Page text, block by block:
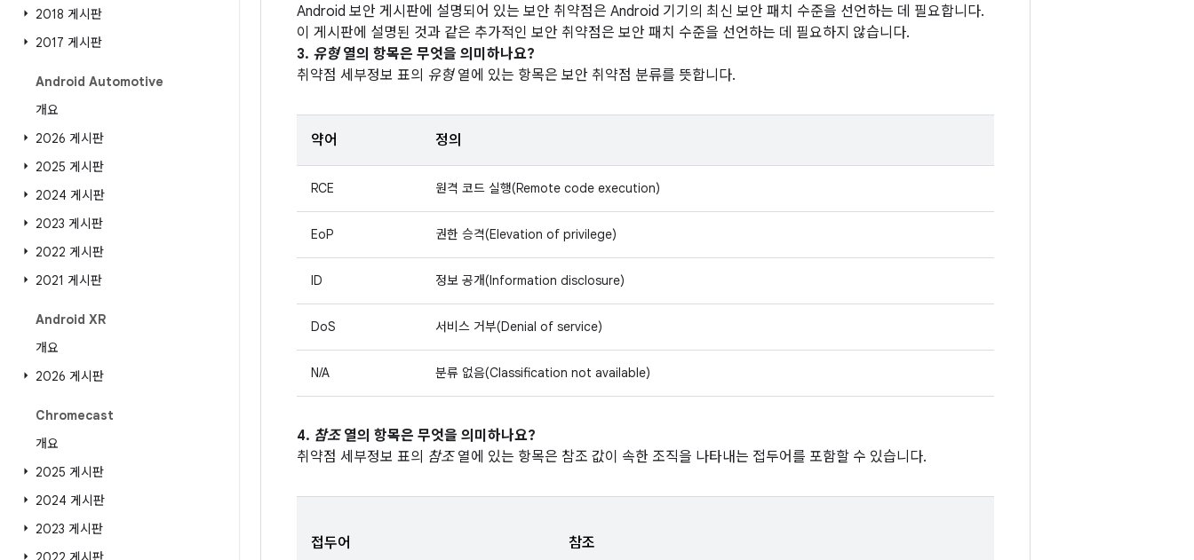
2018 게시판
2017 게시판
Android Automotive
개요
2026 게시판
2025 게시판
2024 게시판
2023 게시판
2022 게시판
2021 게시판
Android XR
개요
2026 게시판
Chromecast
개요
2025 게시판
2024 게시판
2023 게시판
Android 보안 게시판에 설명되어 있는 보안 취약점은 Android 기기의 최신 보안 패치 수준을 선언하는 데 필요합니다.
이 게시판에 설명된 것과 같은 추가적인 보안 취약점은 보안 패치 수준을 선언하는 데 필요하지 않습니다.
3. 유형열의 항목은 무엇을 의미하나요?
취약점 세부정보 표의 유형열에 있는 항목은 보안 취약점 분류를 뜻합니다.
약어 정의
RCE 원격 코드 실행(Remote code execution)
EoP 권한 승격(Elevation of privilege)
ID 정보 공개(Information disclosure)
DoS 서비스 거부(Denial of service)
N/A 분류 없음(Classification not available)
4. 참조열의 항목은 무엇을 의미하나요?
취약점 세부정보 표의 참조열에 있는 항목은 참조 값이 속한 조직을 나타내는 접두어를 포함할 수 있습니다.
접두어 참조